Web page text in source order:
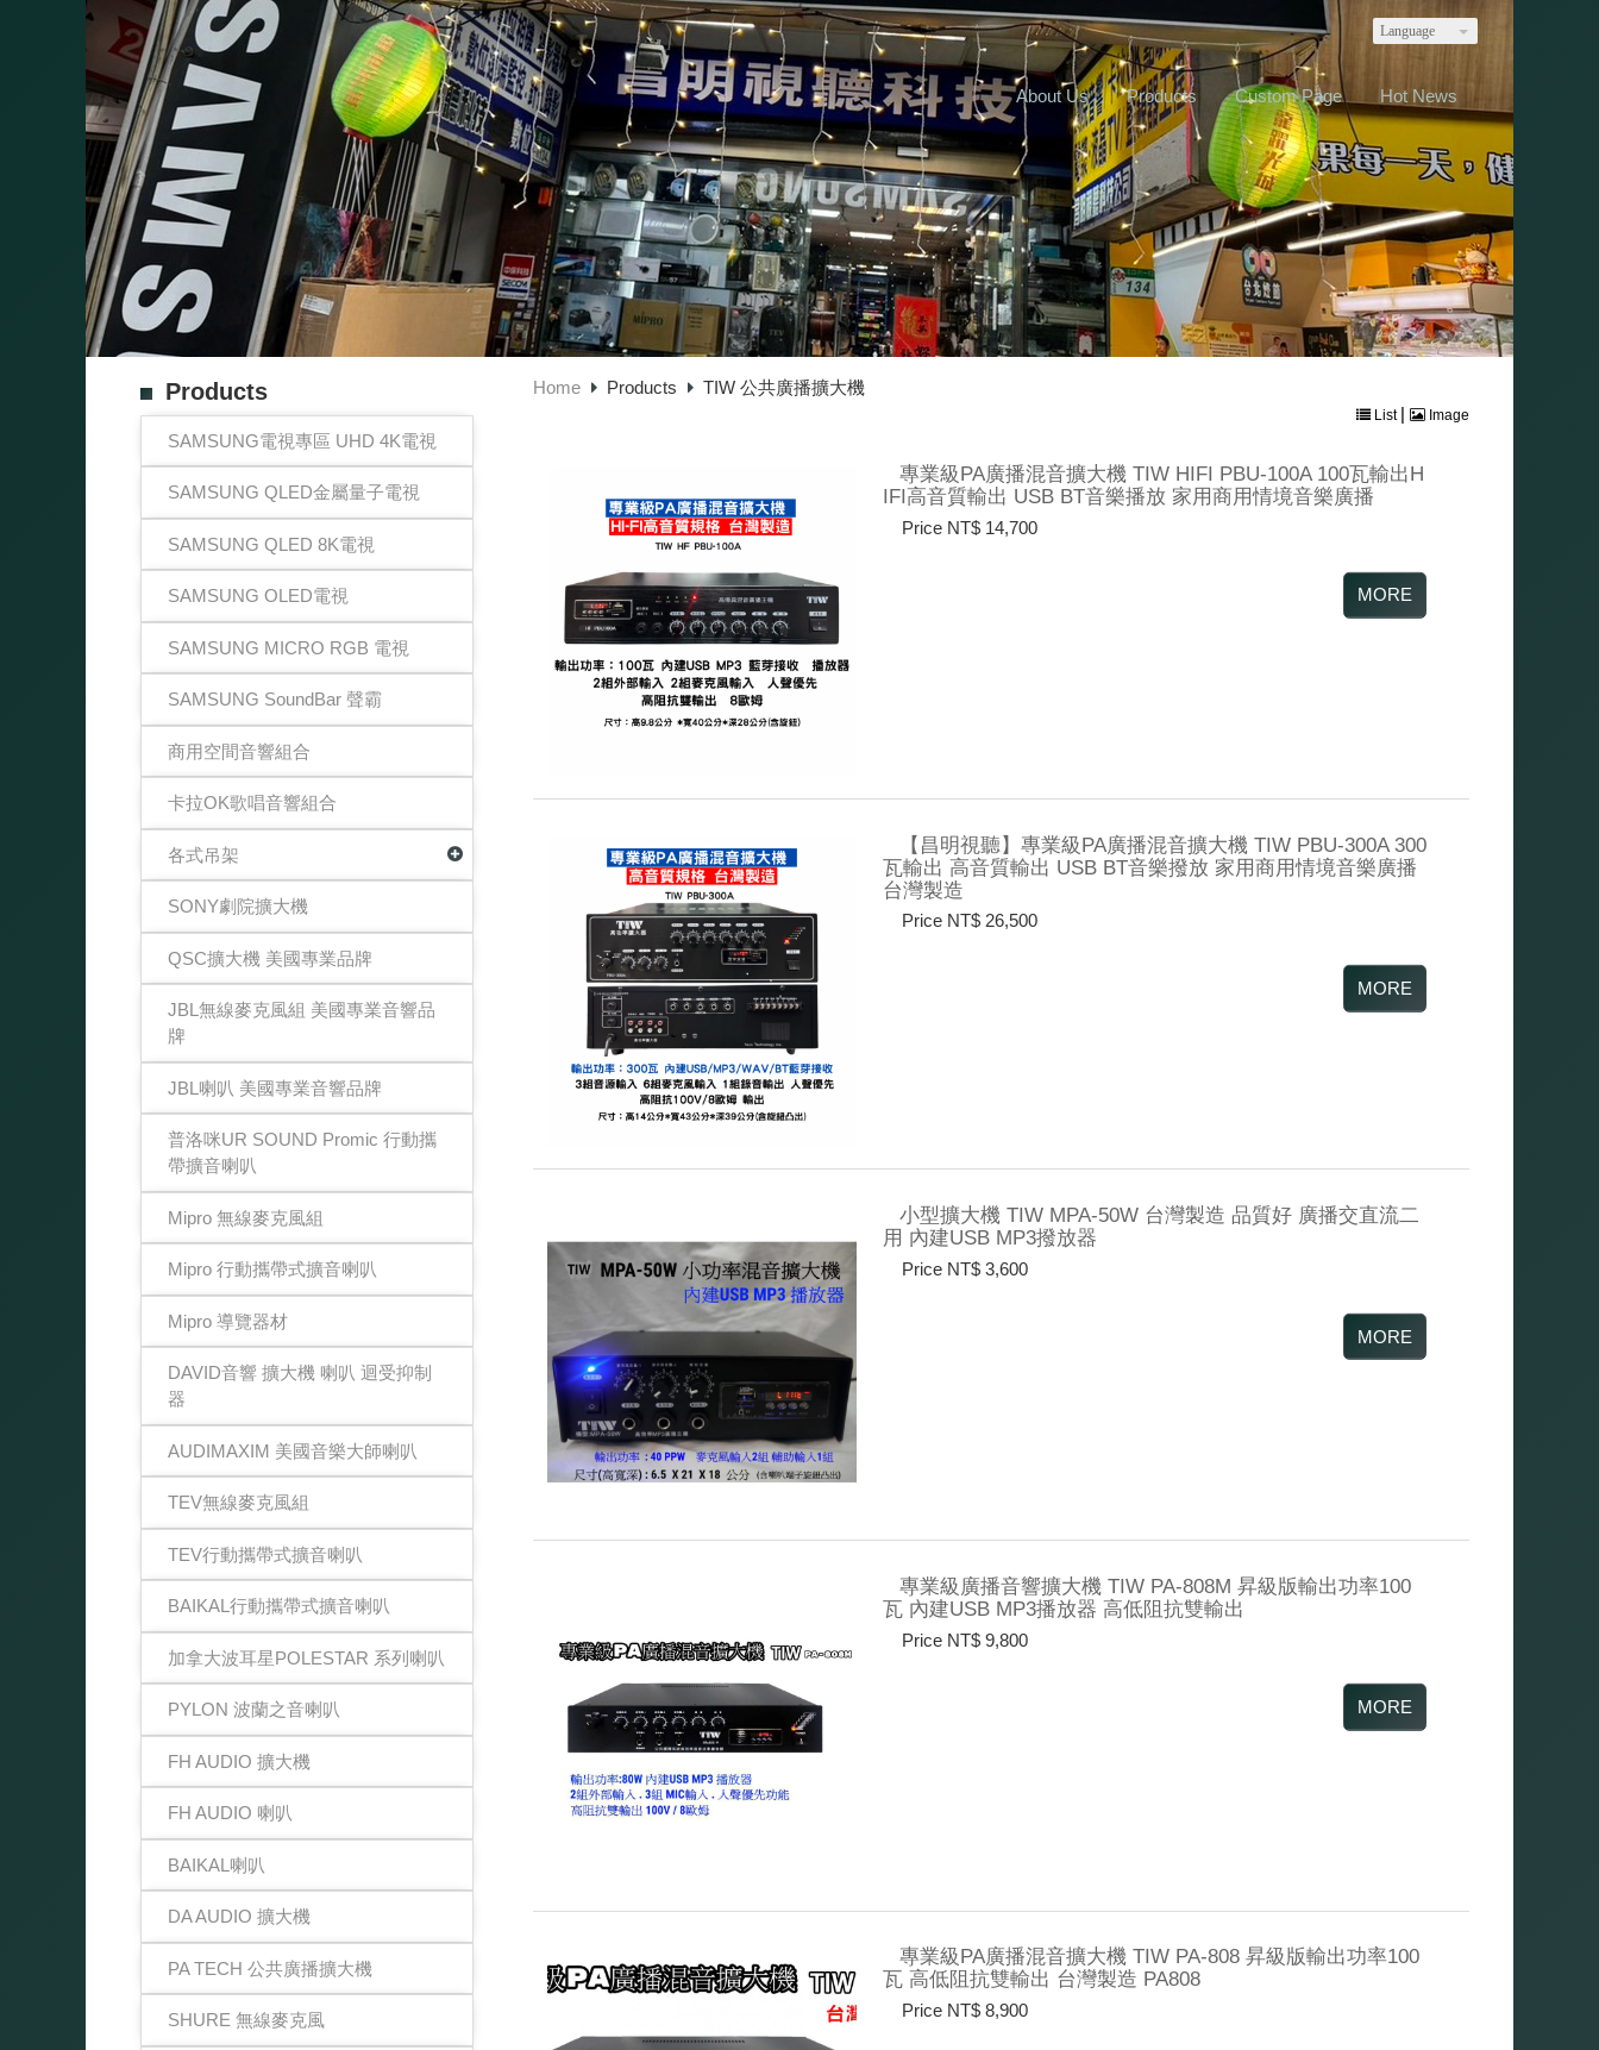
Language
About Us Products Custom Page Hot News
Products
SAMSUNG電視專區 UHD 4K電視
SAMSUNG QLED金屬量子電視
SAMSUNG QLED 8K電視
SAMSUNG OLED電視
SAMSUNG MICRO RGB 電視
SAMSUNG SoundBar 聲霸
商用空間音響組合
卡拉OK歌唱音響組合
各式吊架
SONY劇院擴大機
QSC擴大機 美國專業品牌
JBL無線麥克風組 美國專業音響品
牌
JBL喇叭 美國專業音響品牌
普洛咪UR SOUND Promic 行動攜
帶擴音喇叭
Mipro 無線麥克風組
Mipro 行動攜帶式擴音喇叭
Mipro 導覽器材
DAVID音響 擴大機 喇叭 迴受抑制
器
AUDIMAXIM 美國音樂大師喇叭
TEV無線麥克風組
TEV行動攜帶式擴音喇叭
BAIKAL行動攜帶式擴音喇叭
加拿大波耳星POLESTAR 系列喇叭
PYLON 波蘭之音喇叭
FH AUDIO 擴大機
FH AUDIO 喇叭
BAIKAL喇叭
DA AUDIO 擴大機
PA TECH 公共廣播擴大機
SHURE 無線麥克風
Home Products TIW 公共廣播擴大機
List | Image
專業級PA廣播混音擴大機 TIW HIFI PBU-100A 100瓦輸出H
IFI高音質輸出 USB BT音樂播放 家用商用情境音樂廣播
Price NT$ 14,700
【昌明視聽】專業級PA廣播混音擴大機 TIW PBU-300A 300
瓦輸出 高音質輸出 USB BT音樂撥放 家用商用情境音樂廣播
台灣製造
Price NT$ 26,500
小型擴大機 TIW MPA-50W 台灣製造 品質好 廣播交直流二
用 內建USB MP3撥放器
Price NT$ 3,600
專業級廣播音響擴大機 TIW PA-808M 昇級版輸出功率100
瓦 內建USB MP3播放器 高低阻抗雙輸出
Price NT$ 9,800
專業級PA廣播混音擴大機 TIW PA-808 昇級版輸出功率100
瓦 高低阻抗雙輸出 台灣製造 PA808
Price NT$ 8,900